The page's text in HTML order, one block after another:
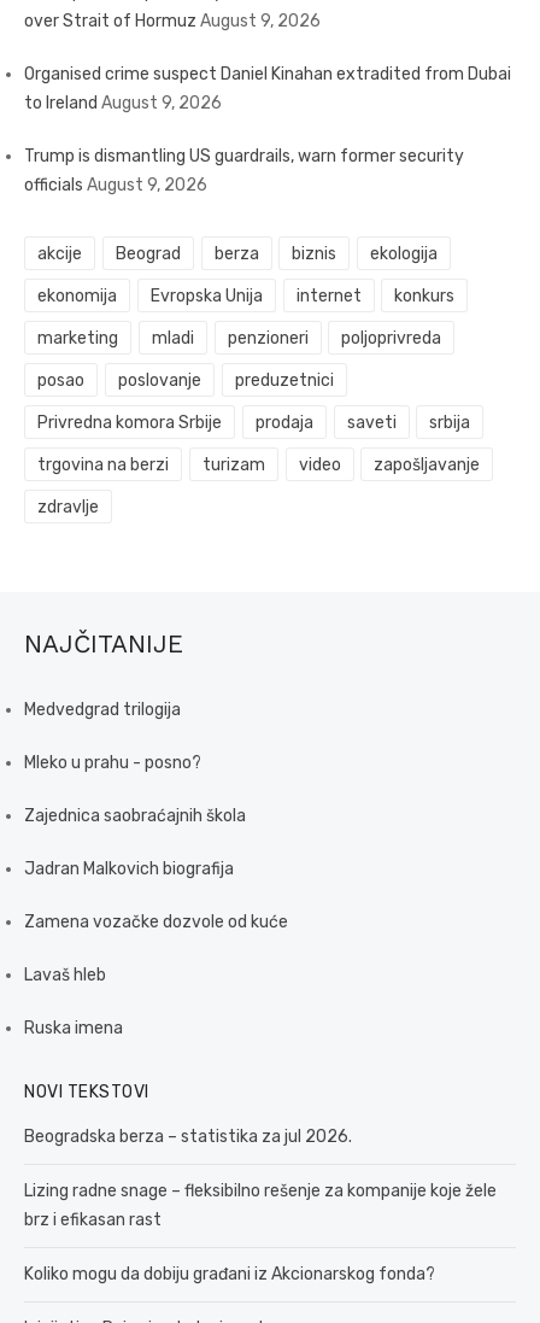
over Strait of Hormuz August 9, 2026
Organised crime suspect Daniel Kinahan extradited from Dubai
to Ireland August 9, 2026
Trump is dismantling US guardrails, warn former security
officials August 9, 2026
akcije Beograd berza biznis ekologija
ekonomija Evropska Unija internet konkurs
marketing mladi penzioneri poljoprivreda
posao poslovanje preduzetnici
Privredna komora Srbije prodaja saveti srbija
trgovina na berzi turizam video zapošljavanje
zdravlje
NAJČITANIJE
Medvedgrad trilogija
Mleko u prahu - posno?
Zajednica saobraćajnih škola
Jadran Malkovich biografija
Zamena vozačke dozvole od kuće
Lavaš hleb
Ruska imena
NOVI TEKSTOVI
Beogradska berza – statistika za jul 2026.
Lizing radne snage – fleksibilno rešenje za kompanije koje žele
brz i efikasan rast
Koliko mogu da dobiju građani iz Akcionarskog fonda?